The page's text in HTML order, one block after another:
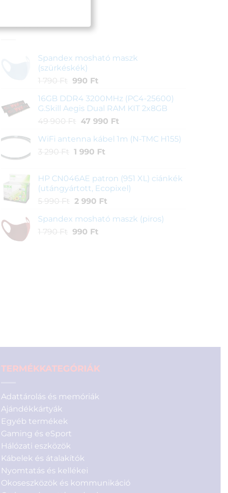
Akciós termékek
Spandex mosható maszk
(szürkéskék)
1 790 Ft Original
was:
1
790 Ft.
990 FtCurrent
is:
990 Ft.
16GB DDR4 3200MHz (PC4-25600)
G.Skill Aegis Dual RAM KIT 2x8GB
49 900 Ft Original
was:
49
47 990 FtCurrent
is:
WiFi antenna kábel 1m (N-TMC H155)
3 290 Ft Original
3
290 Ft.
1 990 FtCurrent
1
990 Ft.
HP CN046AE patron (951 XL) ciánkék
(utángyártott, Ecopixel)
5 990 Ft Original
was:
5
2 990 FtCurrent
is:
Spandex mosható maszk (piros)
1 790 Ft Original
990 FtCurrent
TERMÉKKATEGÓRIÁK
Adattárolás és memóriák
Ajándékkártyák
Egyéb termékek
Gaming és eSport
Hálózati eszközök
Kábelek és átalakítók
Nyomtatás és kellékei
Okoseszközök és kommunikáció